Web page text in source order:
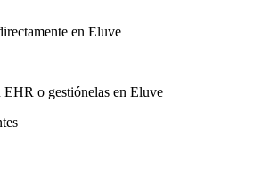
en Eluve
EHR o gestiónelas en Eluve